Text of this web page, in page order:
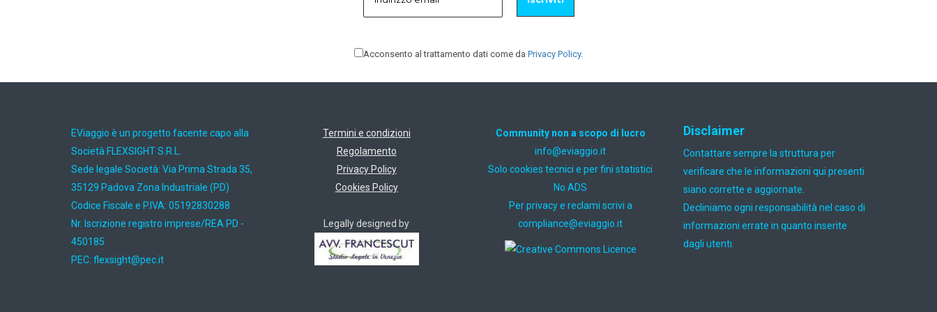
Acconsento al trattamento dati come da Privacy Policy.
EViaggio è un progetto facente capo alla
Società FLEXSIGHT S.R.L.
Sede legale Società: Via Prima Strada 35,
35129 Padova Zona Industriale (PD)
Codice Fiscale e P.IVA: 05192830288
Nr. Iscrizione registro imprese/REA PD -
450185
PEC: ti.cep@thgisxelf
Termini e condizioni
Regolamento
Privacy Policy
Cookies Policy
Legally designed by
Community non a scopo di lucro
ti.oiggaive@ofni
Solo cookies tecnici e per fini statistici
No ADS
Per privacy e reclami scrivi a
ti.oiggaive@ecnailpmoc
Disclaimer
Contattare sempre la struttura per
verificare che le informazioni qui presenti
siano corrette e aggiornate.
Decliniamo ogni responsabilità nel caso di
informazioni errate in quanto inserite
dagli utenti.